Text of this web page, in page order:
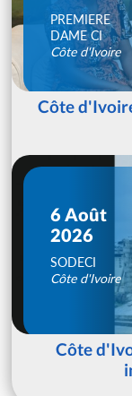
PREMIERE
DAME CI
Côte d'Ivoire
Côte
6 Août
2026
SODECI
Côte d'Ivoire
Côte